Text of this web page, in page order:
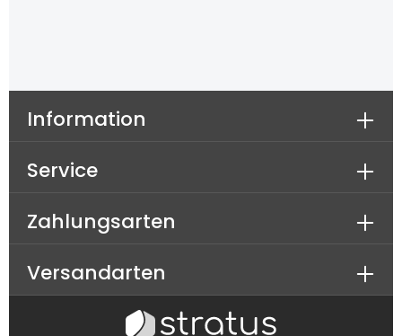
Information
Service
Zahlungsarten
Versandarten